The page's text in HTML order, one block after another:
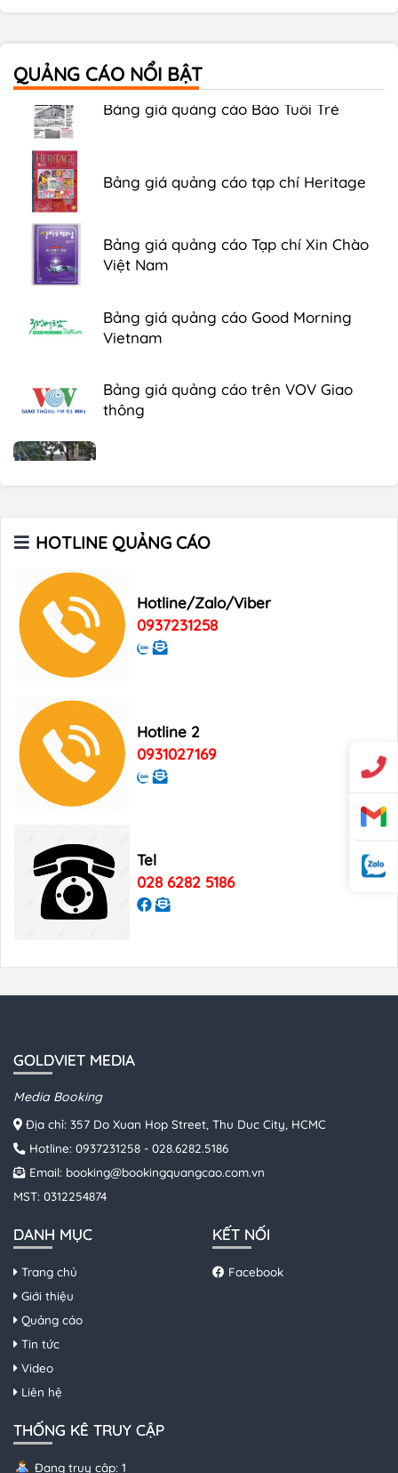
QUẢNG CÁO NỔI BẬT
Bảng giá quảng cáo Báo Tuổi Trẻ
Bảng giá quảng cáo tạp chí Heritage
Bảng giá quảng cáo Tạp chí Xin Chào
Việt Nam
Bảng giá quảng cáo Good Morning
Vietnam
Bảng giá quảng cáo trên VOV Giao
thông
Bảng giá quảng cáo Báo Tuổi Trẻ
Bảng giá quảng cáo tạp chí Heritage
Bảng giá quảng cáo Tạp chí Xin Chào
Bảng giá quảng cáo Good Morning
Vietnam
HOTLINE QUẢNG CÁO
Hotline/Zalo/Viber
0937231258
Hotline 2
0931027169
Tel
028 6282 5186
GOLDVIET MEDIA
Media Booking
Địa chỉ: 357 Do Xuan Hop Street, Thu Duc City, HCMC
Hotline: 0937231258 - 028.6282.5186
Email: booking@bookingquangcao.com.vn
MST: 0312254874
DANH MỤC
Trang chủ
Giới thiệu
Quảng cáo
Tin tức
Video
Liên hệ
KẾT NỐI
Facebook
THỐNG KÊ TRUY CẬP
Đang truy cập: 1